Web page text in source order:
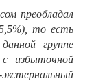
преобладал
то есть
группе
избыточной